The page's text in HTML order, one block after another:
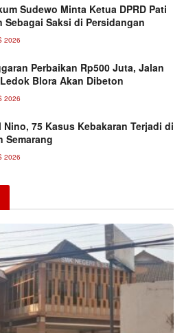
Sudewo Minta Ketua DPRD Pati
Sebagai Saksi di Persidangan
2026
Perbaikan Rp500 Juta, Jalan
Blora Akan Dibeton
2026
Nino, 75 Kasus Kebakaran Terjadi di
Semarang
2026